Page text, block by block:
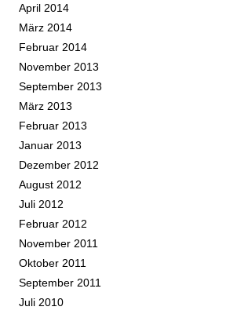
April 2014
März 2014
Februar 2014
November 2013
September 2013
März 2013
Februar 2013
Januar 2013
Dezember 2012
August 2012
Juli 2012
Februar 2012
November 2011
Oktober 2011
September 2011
Juli 2010